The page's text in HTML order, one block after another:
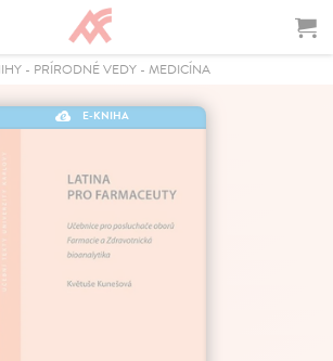
- PRÍRODNÉ VEDY- MEDICÍNA
E-KNIHA